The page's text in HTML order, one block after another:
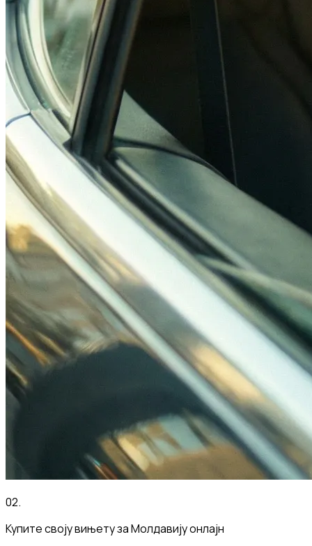
02.
Купите своју вињету за Молдавију онлајн